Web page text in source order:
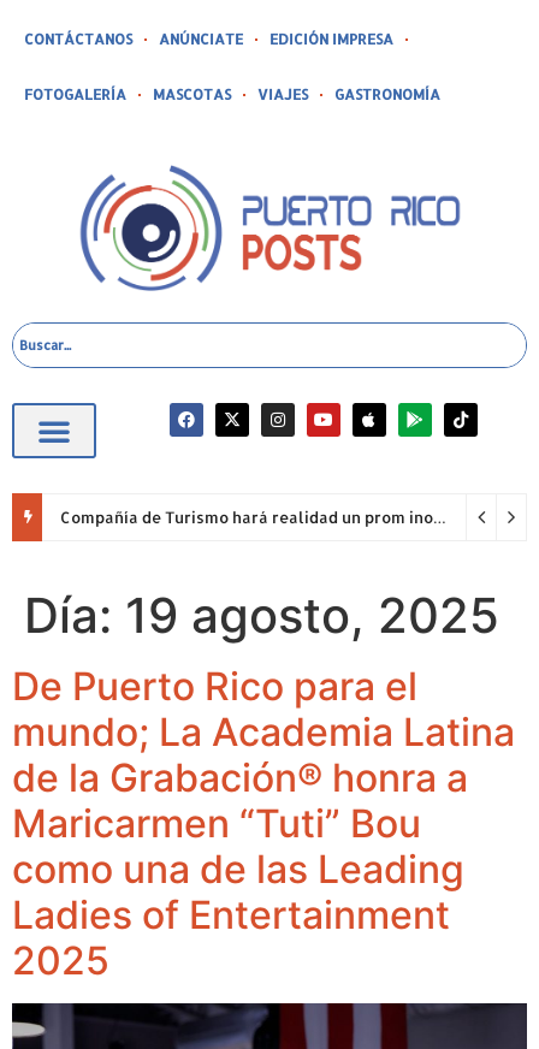
CONTÁCTANOS ANÚNCIATE EDICIÓN IMPRESA
FOTOGALERÍA MASCOTAS VIAJES GASTRONOMÍA
Compañía de Turismo hará realidad un prom inolvidable junto a Jowell para estudiantes de la Escuela Gabriela Mistral
Día: 19 agosto, 2025
De Puerto Rico para el
mundo; La Academia Latina
de la Grabación® honra a
Maricarmen “Tuti” Bou
como una de las Leading
Ladies of Entertainment
2025